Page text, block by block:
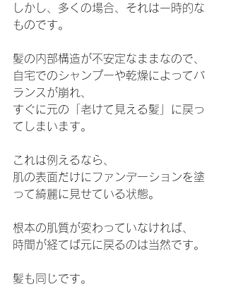
しかし、多くの場合、それは一時的な
ものです。
髪の内部構造が不安定なままなので、
自宅でのシャンプーや乾燥によってバ
ランスが崩れ、
すぐに元の「老けて見える髪」に戻っ
てしまいます。
これは例えるなら、
肌の表面だけにファンデーションを塗
って綺麗に見せている状態。
根本の肌質が変わっていなければ、
時間が経てば元に戻るのは当然です。
髪も同じです。